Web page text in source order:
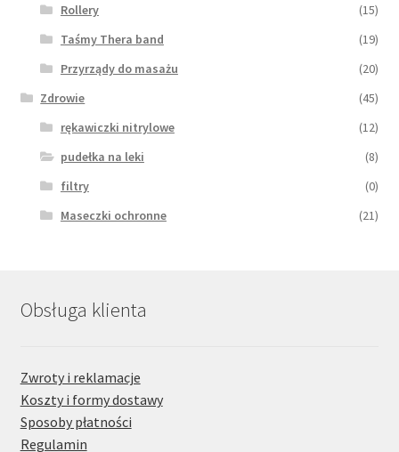
Rollery
(15)
Taśmy Thera band
(19)
Przyrządy do masażu
(20)
Zdrowie
(45)
rękawiczki nitrylowe
(12)
pudełka na leki
(8)
filtry
(0)
Maseczki ochronne
(21)
Obsługa klienta
Zwroty i reklamacje
Koszty i formy dostawy
Sposoby płatności
Regulamin